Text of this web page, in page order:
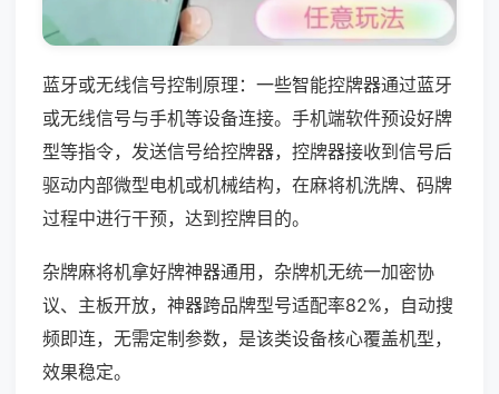
蓝牙或无线信号控制原理：一些智能控牌器通过蓝牙
或无线信号与手机等设备连接。手机端软件预设好牌
型等指令，发送信号给控牌器，控牌器接收到信号后
驱动内部微型电机或机械结构，在麻将机洗牌、码牌
过程中进行干预，达到控牌目的。
杂牌麻将机拿好牌神器通用，杂牌机无统一加密协
议、主板开放，神器跨品牌型号适配率82%，自动搜
频即连，无需定制参数，是该类设备核心覆盖机型，
效果稳定。